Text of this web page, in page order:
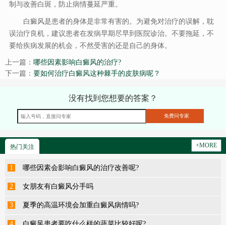
制与改善白斑，防止病情蔓延严重。
白癜风是患者的身体是非常有害的。为避免对治疗的误解，耽
误治疗良机，建议患者在发病早期尽早到医院诊治。不要拖延，不
要给疾病发展的机会，不然受害的还是自己的身体。
上一篇： 哪些因素影响白癜风的治疗?
下一篇： 要如何治疗白癜风这种棘手的皮肤病呢？
没有找到您想要的答案？
热门关注 +MORE
1 哪些因素会影响白癜风的治疗改善呢?
2 女朋友有白癜风分手吗
3 夏季的高温环境会加重白癜风病情吗?